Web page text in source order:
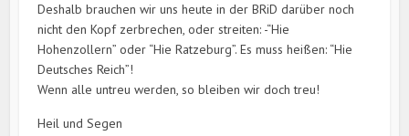
Deshalb brauchen wir uns heute in der BRiD darüber noch
nicht den Kopf zerbrechen, oder streiten: -“Hie
Hohenzollern” oder “Hie Ratzeburg”. Es muss heißen: “Hie
Deutsches Reich”!
Wenn alle untreu werden, so bleiben wir doch treu!
Heil und Segen